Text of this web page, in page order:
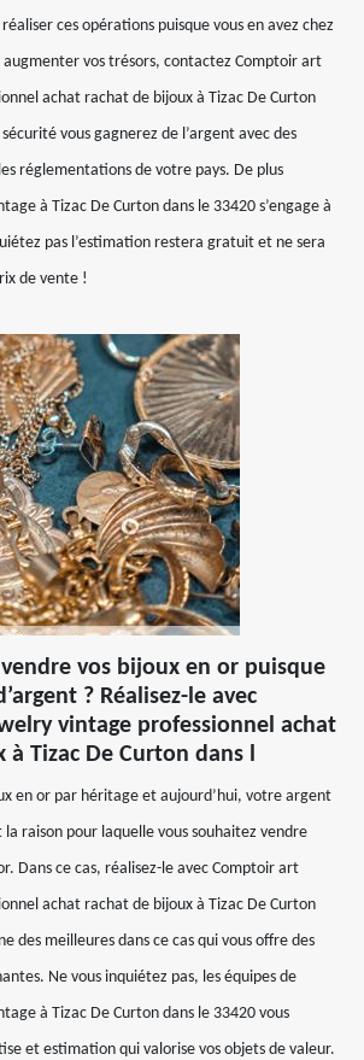
ces opérations puisque vous en avez chez
augmenter vos trésors, contactez Comptoir art
achat rachat de bijoux à Tizac De Curton
vous gagnerez de l’argent avec des
réglementations de votre pays. De plus
à Tizac De Curton dans le 33420 s’engage à
pas l’estimation restera gratuit et ne sera
de vente !
vos bijoux en or puisque
? Réalisez-le avec
vintage professionnel achat
à Tizac De Curton dans l
en or par héritage et aujourd’hui, votre argent
la raison pour laquelle vous souhaitez vendre
Dans ce cas, réalisez-le avec Comptoir art
achat rachat de bijoux à Tizac De Curton
des meilleures dans ce cas qui vous offre des
Ne vous inquiétez pas, les équipes de
à Tizac De Curton dans le 33420 vous
et estimation qui valorise vos objets de valeur.